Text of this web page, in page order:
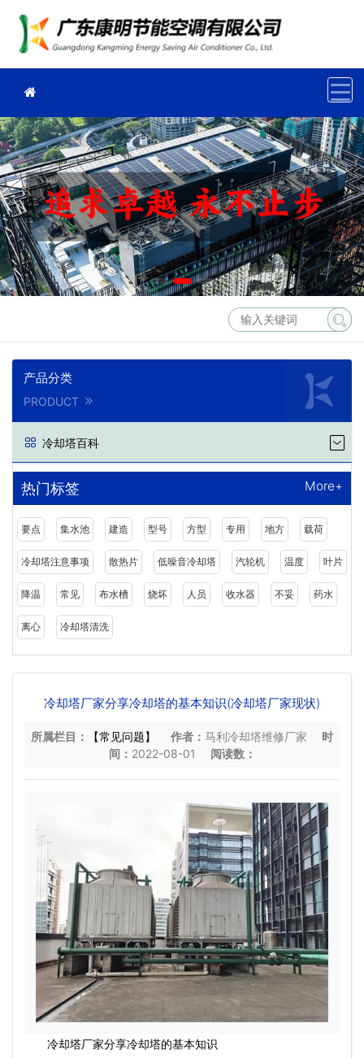
产品分类
PRODUCT
冷却塔百科
热门标签 More+
要点 集水池 建造 型号 方型 专用 地方 载荷
冷却塔注意事项 散热片 低噪音冷却塔 汽轮机 温度 叶片
降温 常见 布水槽 烧坏 人员 收水器 不妥 药水
离心 冷却塔清洗
冷却塔厂家分享冷却塔的基本知识(冷却塔厂家现状)
所属栏目： 【常见问题】 作者： 马利冷却塔维修厂家
时
间： 2022-08-01 阅读数：
冷却塔厂家分享冷却塔的基本知识